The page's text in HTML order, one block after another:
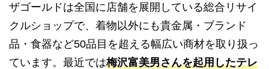
ザゴールドは全国に店舗を展開している総合リサイ
クルショップで、着物以外にも貴金属・ブランド
品・食器など50品目を超える幅広い商材を取り扱っ
ています。最近では梅沢富美男さんを起用したテレ